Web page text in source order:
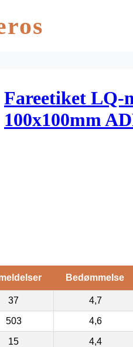
Fareetiket
100x100mm
Bedømmelse
37 4,7
503 4,6
15 4,4